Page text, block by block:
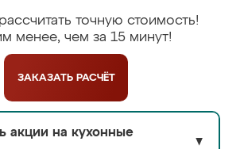
точную стоимость!
менее, чем за 15 минут!
ЗАКАЗАТЬ РАСЧЁТ
акции на кухонные
▼